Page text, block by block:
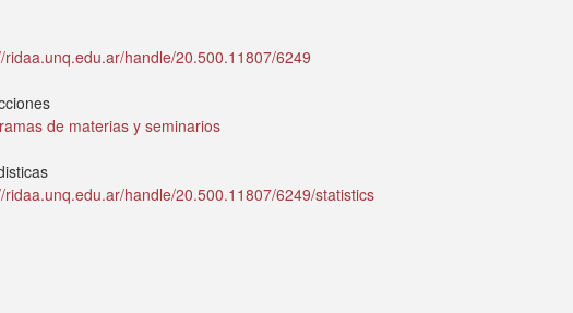
ridaa.unq.edu.ar/handle/20.500.11807/6249
de materias y seminarios
ridaa.unq.edu.ar/handle/20.500.11807/6249/statistics